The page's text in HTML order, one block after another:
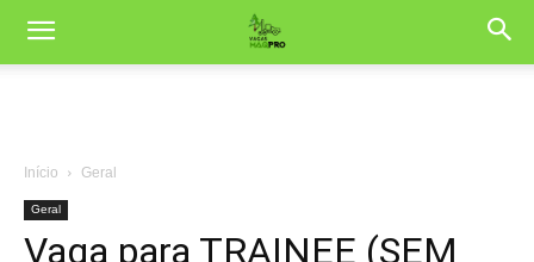
Início Geral
Geral
Vaga para TRAINEE (SEM